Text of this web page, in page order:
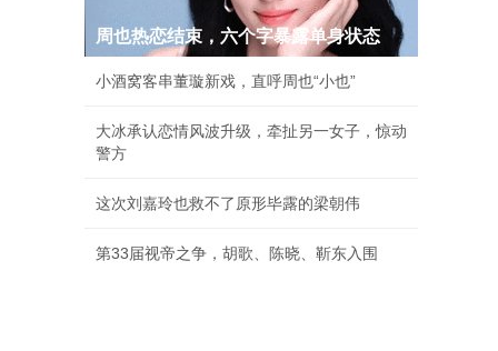
周也热恋结束，六个字暴露单身状态
小酒窝客串董璇新戏，直呼周也“小也”
大冰承认恋情风波升级，牵扯另一女子，惊动
警方
这次刘嘉玲也救不了原形毕露的梁朝伟
第33届视帝之争，胡歌、陈晓、靳东入围